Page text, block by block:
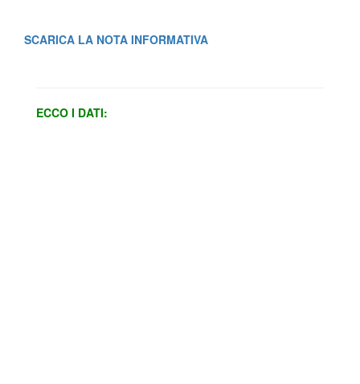
SCARICA LA NOTA INFORMATIVA
ECCO I DATI: